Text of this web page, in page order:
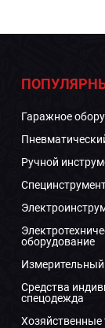
Гаражное
Ручной
оборудование
Средства
спецодежда
Хозяйственные